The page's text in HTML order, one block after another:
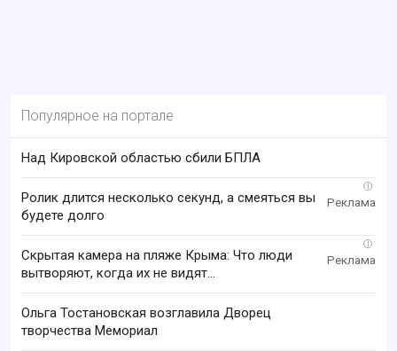
Популярное на портале
Над Кировской областью сбили БПЛА
i
Ролик длится несколько секунд, а смеяться вы
будете долго
i
Скрытая камера на пляже Крыма: Что люди
вытворяют, когда их не видят...
Ольга Тостановская возглавила Дворец
творчества Мемориал